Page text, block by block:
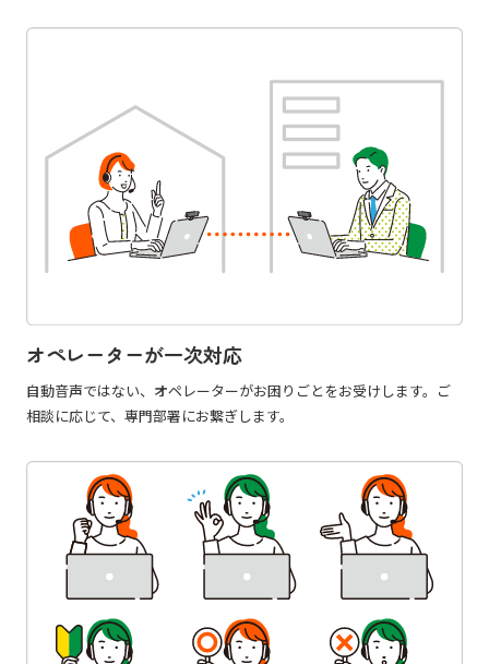
オペレーターが一次対応
自動音声ではない、オペレーターがお困りごとをお受けします。ご
相談に応じて、専門部署にお繋ぎします。